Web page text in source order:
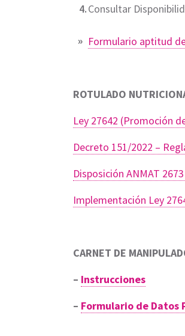
Consultar
Formulario aptitud
ROTULADO
Ley 27642 (Promoción
Decreto 151/2022 –
Disposición ANMAT
Implementación Ley
CARNET DE
– Instrucciones
– Formulario de Datos